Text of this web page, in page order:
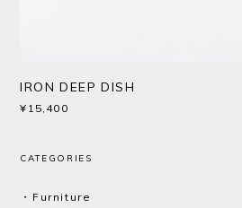
IRON DEEP DISH
¥15,400
CATEGORIES
・Furniture